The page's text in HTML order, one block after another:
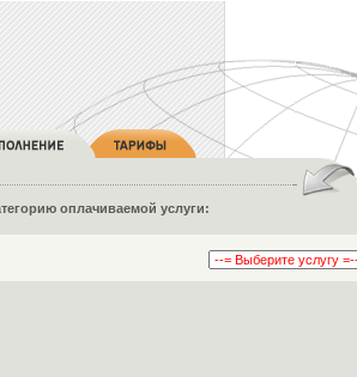
оплачиваемой услуги: